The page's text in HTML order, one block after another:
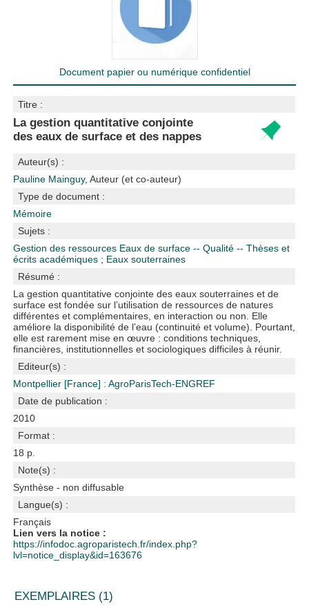
Document papier ou numérique confidentiel
Titre :
La gestion quantitative conjointe
des eaux de surface et des nappes
Auteur(s) :
Pauline Mainguy, Auteur (et co-auteur)
Type de document :
Mémoire
Sujets :
Gestion des ressources Eaux de surface -- Qualité -- Thèses et
écrits académiques ; Eaux souterraines
Résumé :
La gestion quantitative conjointe des eaux souterraines et de
surface est fondée sur l’utilisation de ressources de natures
différentes et complémentaires, en interaction ou non. Elle
améliore la disponibilité de l’eau (continuité et volume). Pourtant,
elle est rarement mise en œuvre : conditions techniques,
financières, institutionnelles et sociologiques difficiles à réunir.
Editeur(s) :
Montpellier [France] : AgroParisTech-ENGREF
Date de publication :
2010
Format :
18 p.
Note(s) :
Synthèse - non diffusable
Langue(s) :
Français
Lien vers la notice :
https://infodoc.agroparistech.fr/index.php?
lvl=notice_display&id=163676
EXEMPLAIRES (1)